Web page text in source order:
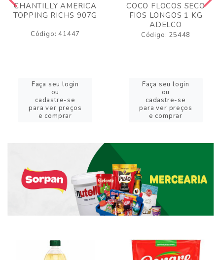
CHANTILLY AMERICA
TOPPING RICHS 907G
Código: 41447
Faça seu login
ou
cadastre-se
para ver preços
e comprar
COCO FLOCOS SECO
FIOS LONGOS 1 KG
ADELCO
Código: 25448
Faça seu login
ou
cadastre-se
para ver preços
e comprar